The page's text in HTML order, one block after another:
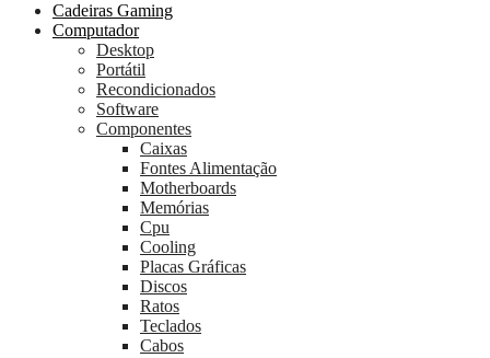
Cadeiras Gaming
Computador
Desktop
Portátil
Recondicionados
Software
Componentes
Caixas
Fontes Alimentação
Motherboards
Memórias
Cpu
Cooling
Placas Gráficas
Discos
Ratos
Teclados
Cabos